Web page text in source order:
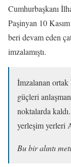
Cumhurbaşkanı
Paşinyan 10
beri devam eden
imzalamıştı.
İmzalanan
güçleri
noktalarda
yerleşim yerleri
Bu bir alıntı